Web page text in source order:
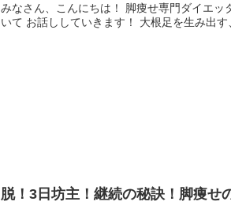
みなさん、こんにちは！ 脚痩せ専門ダイエ
いて お話ししていきます！ 大根足を生み出す
脱！3日坊主！継続の秘訣！脚痩せ